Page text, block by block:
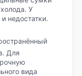
У
недостатки.
Для
вида